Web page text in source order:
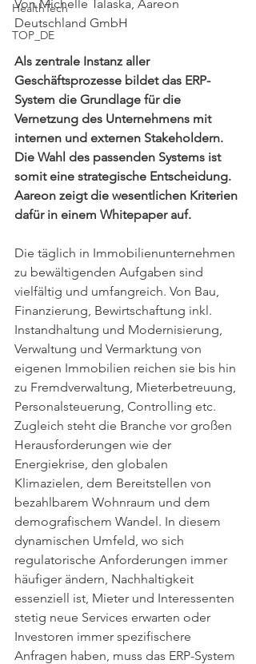
HealthTech
TOP_DE
Von Michelle Talaska, Aareon
Deutschland GmbH
Als zentrale Instanz aller
Geschäftsprozesse bildet das ERP-
System die Grundlage für die
Vernetzung des Unternehmens mit
internen und externen Stakeholdern.
Die Wahl des passenden Systems ist
somit eine strategische Entscheidung.
Aareon zeigt die wesentlichen Kriterien
dafür in einem Whitepaper auf.
Die täglich in Immobilienunternehmen
zu bewältigenden Aufgaben sind
vielfältig und umfangreich. Von Bau,
Finanzierung, Bewirtschaftung inkl.
Instandhaltung und Modernisierung,
Verwaltung und Vermarktung von
eigenen Immobilien reichen sie bis hin
zu Fremdverwaltung, Mieterbetreuung,
Personalsteuerung, Controlling etc.
Zugleich steht die Branche vor großen
Herausforderungen wie der
Energiekrise, den globalen
Klimazielen, dem Bereitstellen von
bezahlbarem Wohnraum und dem
demografischem Wandel. In diesem
dynamischen Umfeld, wo sich
regulatorische Anforderungen immer
häufiger ändern, Nachhaltigkeit
essenziell ist, Mieter und Interessenten
stetig neue Services erwarten oder
Investoren immer spezifischere
Anfragen haben, muss das ERP-System